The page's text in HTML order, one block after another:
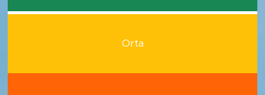
Orta